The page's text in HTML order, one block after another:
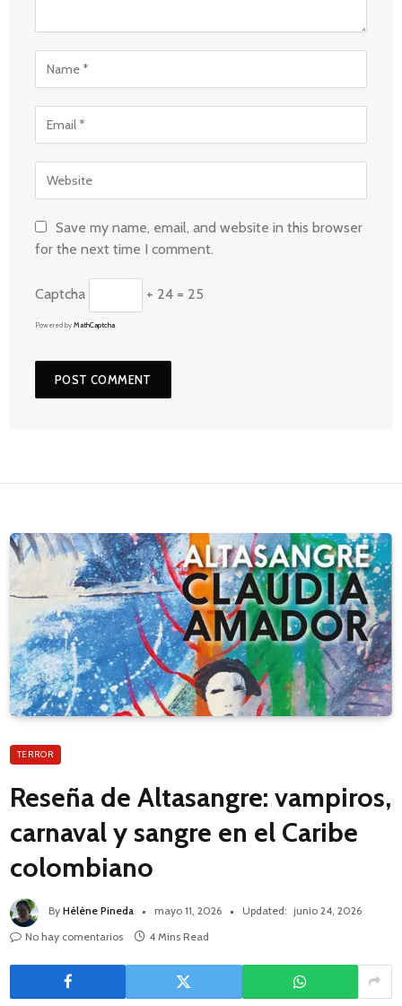
Save my name, email, and website in this browser
for the next time I comment.
Captcha + 24 = 25
Powered by MathCaptcha
TERROR
Reseña de Altasangre: vampiros,
carnaval y sangre en el Caribe
colombiano
By Hélène Pineda mayo 11, 2026 Updated: junio 24, 2026
No hay comentarios
4 Mins Read